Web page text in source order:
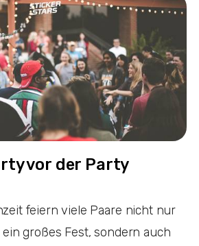
News
Sonstiges
Treueaktionen
vor der Party
feiern viele Paare nicht nur
großes Fest, sondern auch